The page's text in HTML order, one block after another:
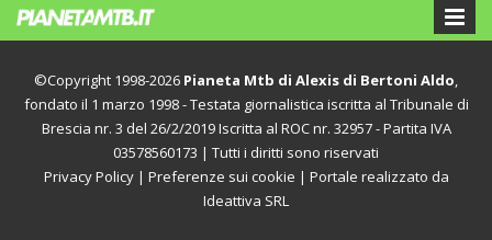
©Copyright 1998-2026 Pianeta Mtb di Alexis di Bertoni Aldo
fondato il 1 marzo 1998 - Testata giornalistica iscritta al Tribunale di
Brescia nr. 3 del 26/2/2019 Iscritta al ROC nr. 32957 - Partita IVA
03578560173 | Tutti i diritti sono riservati
Privacy Policy| Preferenze sui cookie | Portale realizzato da
Ideattiva SRL